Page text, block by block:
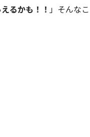
るかも！！ 」そんなこ